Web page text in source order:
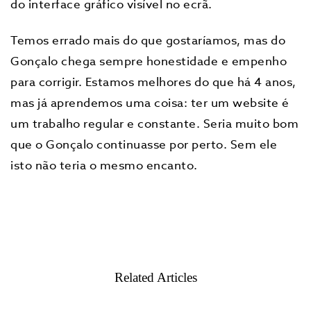
do interface gráfico visível no ecrã.
Temos errado mais do que gostaríamos, mas do
Gonçalo chega sempre honestidade e empenho
para corrigir. Estamos melhores do que há 4 anos,
mas já aprendemos uma coisa: ter um website é
um trabalho regular e constante. Seria muito bom
que o Gonçalo continuasse por perto. Sem ele
isto não teria o mesmo encanto.
Related Articles